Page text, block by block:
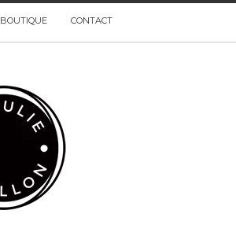
BOUTIQUE CONTACT